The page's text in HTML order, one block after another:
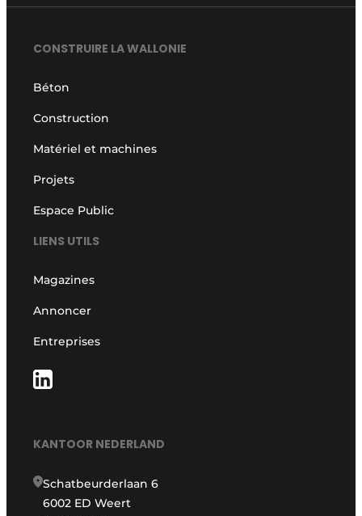
CONSTRUIRE LA WALLONIE
Béton
Construction
Matériel et machines
Projets
Espace Public
LIENS UTILS
Magazines
Annoncer
Entreprises
KANTOOR NEDERLAND
Schatbeurderlaan 6
6002 ED Weert